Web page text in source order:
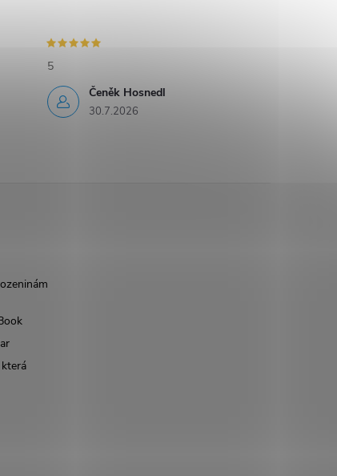
Čeněk Hosnedl
30.7.2026
5